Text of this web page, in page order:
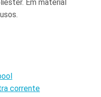
Em material
corrente